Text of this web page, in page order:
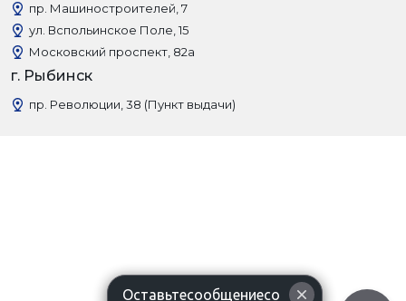
пр. Машиностроителей, 7
ул. Вспольинское Поле, 15
Московский проспект, 82а
г. Рыбинск
пр. Революции, 38 (Пункт выдачи)
Оставьтесообщениесо